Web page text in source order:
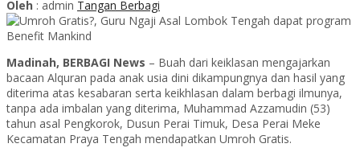
Oleh : admin Tangan Berbagi
Madinah, BERBAGI News – Buah dari keiklasan mengajarkan
bacaan Alquran pada anak usia dini dikampungnya dan hasil yang
diterima atas kesabaran serta keikhlasan dalam berbagi ilmunya,
tanpa ada imbalan yang diterima, Muhammad Azzamudin (53)
tahun asal Pengkorok, Dusun Perai Timuk, Desa Perai Meke
Kecamatan Praya Tengah mendapatkan Umroh Gratis.